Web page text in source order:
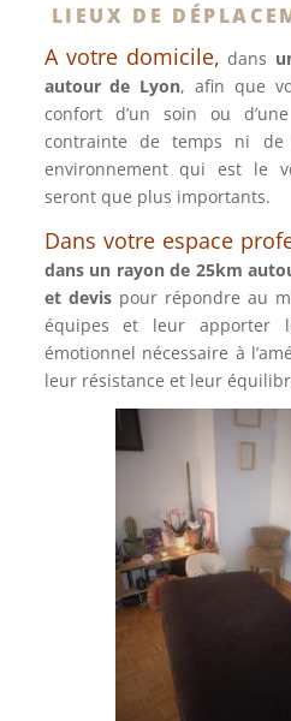
LIEUX DE
A votre domicile, dans
autour de Lyon, afin que
confort d’un soin ou
contrainte de temps ni de
environnement qui est le
seront que plus importants.
Dans votre espace
dans un rayon de 25km
et devispour répondre au
équipes et leur apporter
émotionnel nécessaire à
leur résistance et leur